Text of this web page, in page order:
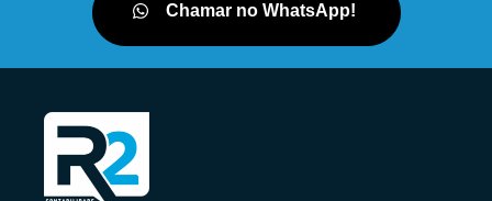
Chamar no WhatsApp!